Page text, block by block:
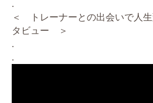
.
＜ トレーナーとの出会いで人
タビュー ＞
.
.